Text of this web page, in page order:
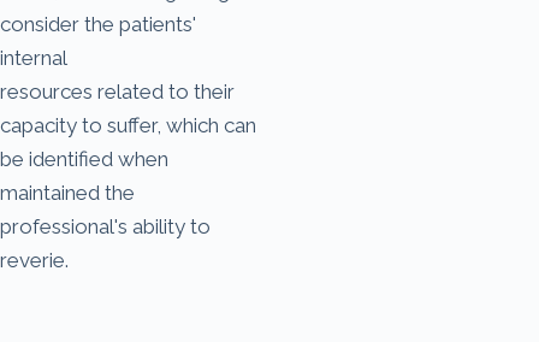
consider the patients'
internal
resources related to their
capacity to suffer, which can
be identified when
maintained the
professional's ability to
reverie.